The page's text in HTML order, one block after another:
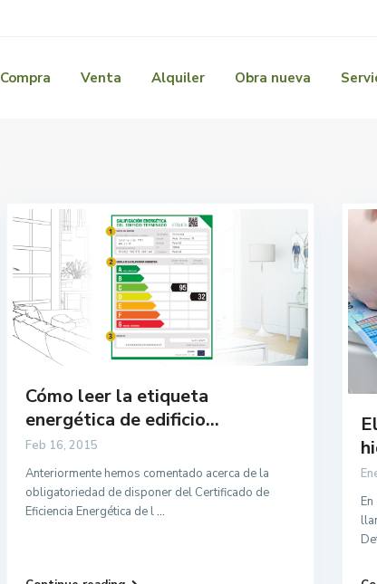
Compra Venta Alquiler Obra nueva
Cómo leer la etiqueta
energética de edificio...
Feb 16, 2015
Anteriormente hemos comentado acerca de la
obligatoriedad de disponer del Certificado de
Eficiencia Energética de l...